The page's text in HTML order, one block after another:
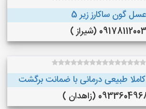
عسل گون ساکارز زیر 5
09178112003 (شیراز )
طبیعی درمانی با ضمانت برگشت
(زاهدان )